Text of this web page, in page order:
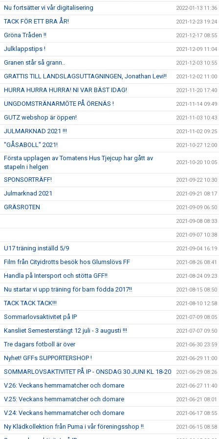
Nu fortsätter vi vår digitalisering 2022-01-13 11:36
TACK FÖR ETT BRA ÅR! 2021-12-23 19:24
Gröna Tråden !! 2021-12-17 08:55
Julklappstips ! 2021-12-09 11:04
Granen står så grann.. 2021-12-03 10:55
GRATTIS TILL LANDSLAGSUTTAGNINGEN, Jonathan Levi!! 2021-12-02 11:00
HURRA HURRA HURRA! NI VAR BÄST IDAG! 2021-11-20 17:40
UNGDOMSTRÄNARMÖTE PÅ ÖRENÄS ! 2021-11-14 09:49
GUTZ webshop är öppen! 2021-11-03 10:43
JULMARKNAD 2021 !!! 2021-11-02 09:25
"GÅSABOLL" 2021! 2021-10-27 12:00
Första upplagen av Tomatens Hus Tjejcup har gått av
stapeln i helgen
2021-10-20 10:05
SPONSORTRÄFF! 2021-09-22 10:30
Julmarknad 2021 2021-09-21 08:17
GRÄSROTEN 2021-09-09 06:50
2021-09-08 08:33
2021-09-07 10:38
U17 träning inställd 5/9 2021-09-04 16:19
Film från Cityidrotts besök hos Glumslövs FF 2021-08-26 08:41
Handla på Intersport och stötta GFF!! 2021-08-24 09:23
Nu startar vi upp träning för barn födda 2017!! 2021-08-15 08:50
TACK TACK TACK!!! 2021-08-10 12:58
Sommarlovsaktivitet på IP 2021-07-09 08:05
Kansliet Semesterstängt 12 juli - 3 augusti !!! 2021-07-07 09:50
Tre dagars fotboll är över 2021-06-30 23:59
Nyhet! GFFs SUPPORTERSHOP ! 2021-06-29 11:00
SOMMARLOVSAKTIVITET PÅ IP - ONSDAG 30 JUNI KL 18-20 2021-06-29 08:26
V.26: Veckans hemmamatcher och domare 2021-06-27 11:40
V.25: Veckans hemmamatcher och domare 2021-06-21 08:01
V.24: Veckans hemmamatcher och domare 2021-06-17 08:55
Ny Klädkollektion från Puma i vår föreningsshop !! 2021-06-15 08:58